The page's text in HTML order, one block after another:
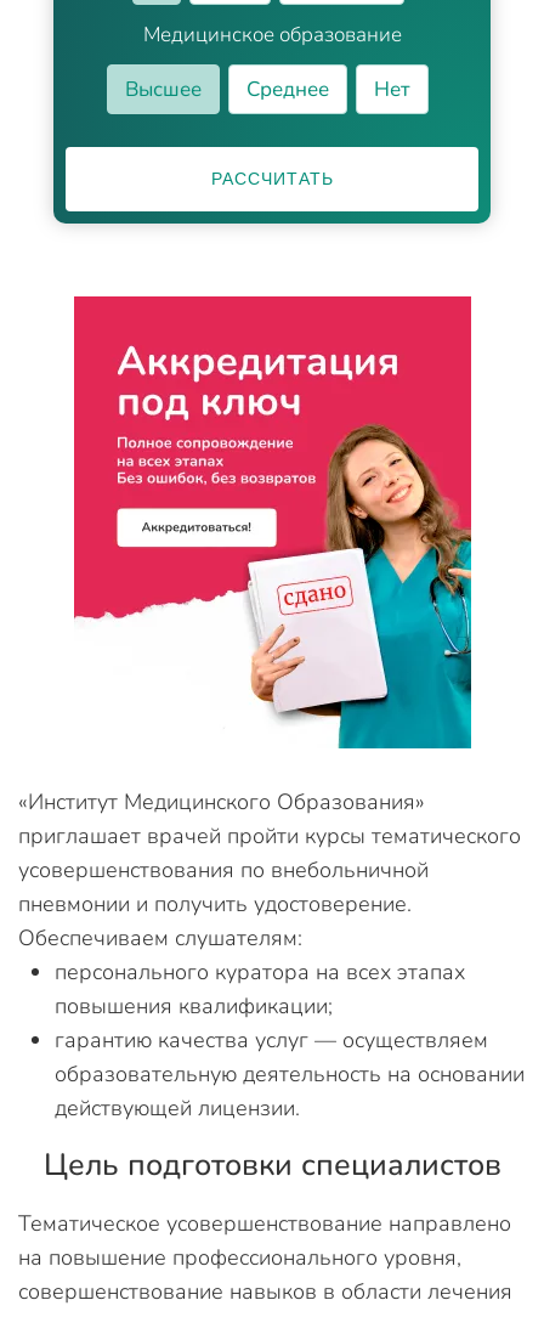
Медицинское образование
Высшее
Среднее Нет
РАССЧИТАТЬ
«Институт Медицинского Образования»
приглашает врачей пройти курсы тематического
усовершенствования по внебольничной
пневмонии и получить удостоверение.
Обеспечиваем слушателям:
персонального куратора на всех этапах
повышения квалификации;
гарантию качества услуг — осуществляем
образовательную деятельность на основании
действующей лицензии.
Цель подготовки специалистов
Тематическое усовершенствование направлено
на повышение профессионального уровня,
совершенствование навыков в области лечения